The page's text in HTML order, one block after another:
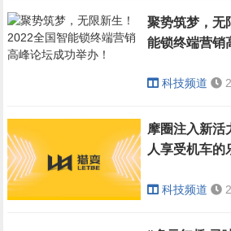
聚势筑梦，无
能锁终端营销
科技频道
摩圈注入新
人享受机车的
科技频道